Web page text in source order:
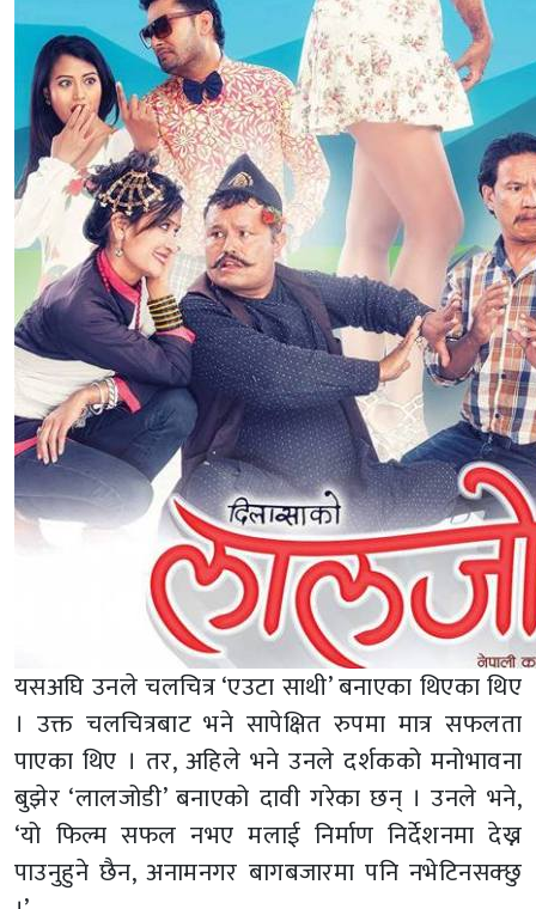
यसअघि उनले चलचित्र ‘एउटा साथी’ बनाएका थिएका थिए
। उक्त चलचित्रबाट भने सापेक्षित रुपमा मात्र सफलता
पाएका थिए । तर, अहिले भने उनले दर्शकको मनोभावना
बुझेर ‘लालजोडी’ बनाएको दावी गरेका छन् । उनले भने,
‘यो फिल्म सफल नभए मलाई निर्माण निर्देशनमा देख्न
पाउनुहुने छैन, अनामनगर बागबजारमा पनि नभेटिनसक्छु